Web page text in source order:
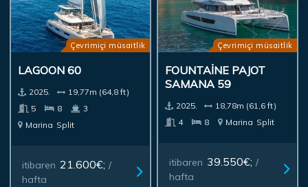
Çevrimiçi müsaitlik
LAGOON 60
2025.
19,77m (64,8 ft)
5
8
3
Marina Split
itibaren 21.600€; /
hafta
Çevrimiçi müsaitlik
FOUNTAINE PAJOT
SAMANA 59
2025.
18,78m (61,6 ft)
4
8 Marina Split
itibaren 39.550€; /
hafta